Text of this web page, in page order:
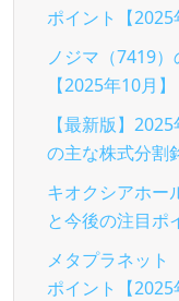
ポイント【2025
ノジマ（7419
【2025年10月】
【最新版】
の主な株式分割
キオクシアホー
と今後の注目ポ
メタプラネット
ポイント【2025